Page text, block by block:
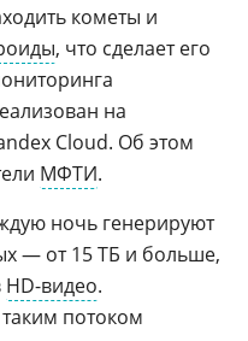
кометы и
, что сделает его
на
Cloud. Об этом
МФТИ.
ночь генерируют
— от 15 ТБ и больше,
HD-видео.
потоком